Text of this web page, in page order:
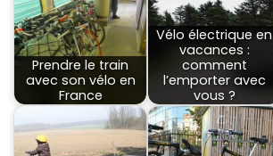
Prendre le train
avec son vélo en
France
Vélo électrique en
vacances :
comment
l’emporter avec
vous ?